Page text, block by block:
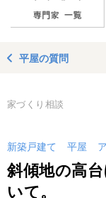
平屋の質問
家づくり相談
新築戸建て 平屋
斜傾地の高
いて。